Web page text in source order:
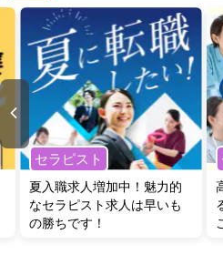
セラピスト
夏入職求人増加中！魅力的
なセラピスト求人は早いも
の勝ちです！